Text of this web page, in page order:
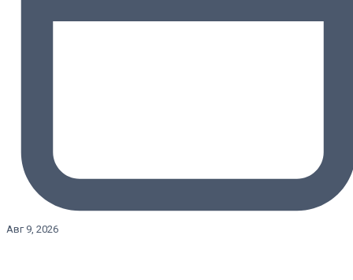
Авг 9, 2026